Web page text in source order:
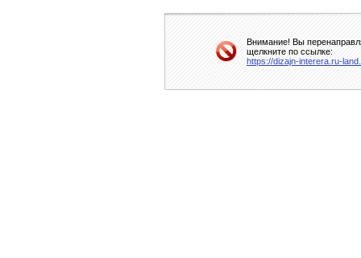
Внимание! Вы
щелкните по ссылке:
https://dizajn-interera.ru-